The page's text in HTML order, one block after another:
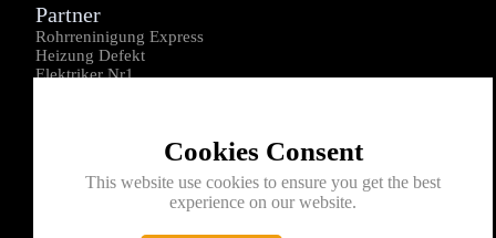
Cookies Consent
This website use cookies to ensure you get the best
experience on our website.
Partner
Rohrreninigung Express
Heizung Defekt
Elektriker Nr1
Kontakt